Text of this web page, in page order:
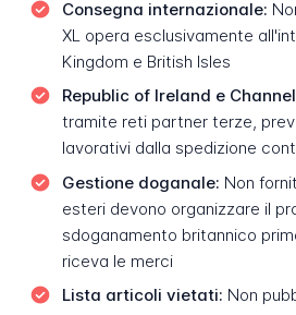
Consegna internazionale:
XL opera esclusivamente
Kingdom e British Isles
Republic of Ireland e
tramite reti partner terze,
lavorativi dalla spedizione
Gestione doganale: Non
esteri devono organizzare il
sdoganamento britannico
riceva le merci
Lista articoli vietati: Non